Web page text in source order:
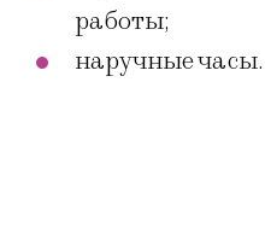
работы;
наручные часы.